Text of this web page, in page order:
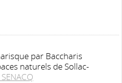
par Baccharis
naturels de Sollac-